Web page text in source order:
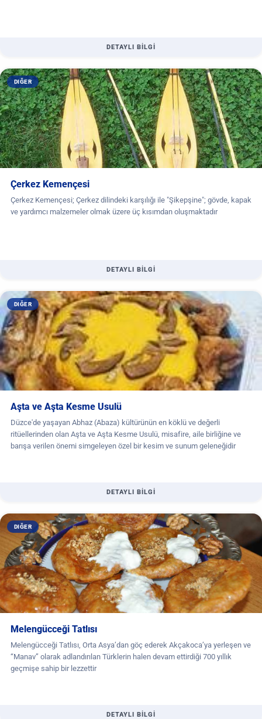
DETAYLI BİLGİ
DIĞER
Çerkez Kemençesi
Çerkez Kemençesi; Çerkez dilindeki karşılığı ile "Şikepşine"; gövde, kapak
ve yardımcı malzemeler olmak üzere üç kısımdan oluşmaktadır
DETAYLI BİLGİ
DIĞER
Aşta ve Aşta Kesme Usulü
Düzce'de yaşayan Abhaz (Abaza) kültürünün en köklü ve değerli
ritüellerinden olan Aşta ve Aşta Kesme Usulü, misafire, aile birliğine ve
barışa verilen önemi simgeleyen özel bir kesim ve sunum geleneğidir
DETAYLI BİLGİ
DIĞER
Melengücceği Tatlısı
Melengücceği Tatlısı, Orta Asya’dan göç ederek Akçakoca’ya yerleşen ve
“Manav” olarak adlandırılan Türklerin halen devam ettirdiği 700 yıllık
geçmişe sahip bir lezzettir
DETAYLI BİLGİ